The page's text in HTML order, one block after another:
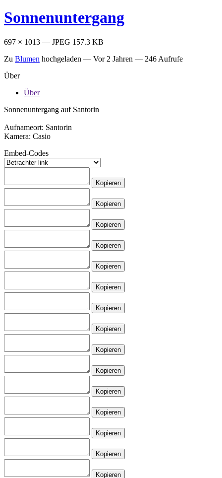
Sonnenuntergang
697 × 1013 — JPEG 157.3 KB
Zu Blumen hochgeladen — Vor 2 Jahren — 246 Aufrufe
Über
Über
Sonnenuntergang auf Santorin
Aufnameort: Santorin
Kamera: Casio
Embed-Codes
Kopieren
Kopieren
Kopieren
Kopieren
Kopieren
Kopieren
Kopieren
Kopieren
Kopieren
Kopieren
Kopieren
Kopieren
Kopieren
Kopieren
Kopieren